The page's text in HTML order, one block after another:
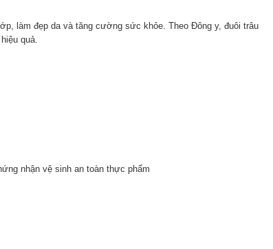
làm đẹp da và tăng cường sức khỏe. Theo Đông y, đuôi trâu
quả.
nhận vệ sinh an toàn thực phẩm